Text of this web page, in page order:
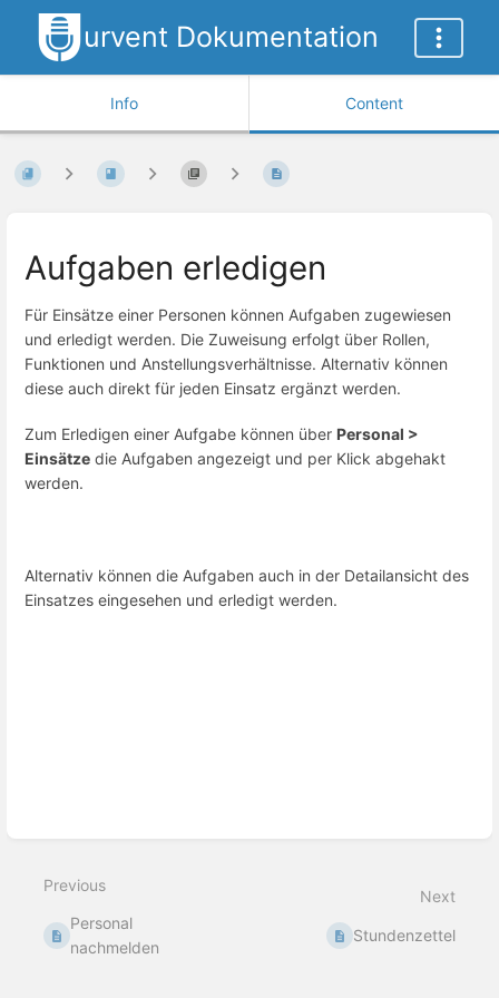
urvent Dokumentation
Info Content
Aufgaben erledigen
Für Einsätze einer Personen können Aufgaben zugewiesen
und erledigt werden. Die Zuweisung erfolgt über Rollen,
Funktionen und Anstellungsverhältnisse. Alternativ können
diese auch direkt für jeden Einsatz ergänzt werden.
Zum Erledigen einer Aufgabe können über Personal >
Einsätze die Aufgaben angezeigt und per Klick abgehakt
werden.
Alternativ können die Aufgaben auch in der Detailansicht des
Einsatzes eingesehen und erledigt werden.
Previous
Personal
nachmelden
Next
Stundenzettel